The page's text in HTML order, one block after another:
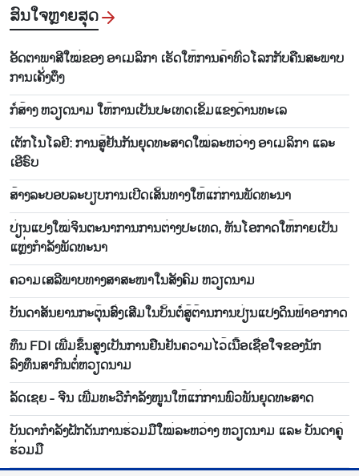
ສົນ​ໃຈ​ຫຼາຍ​ສຸດ
ອັດ​ຕາ​ພາ​ສີ​ໃໝ່​ຂອງ ອາ​ເມ​ລິ​ກາ​ ເຮັດ​ໃຫ້​ການ​ຄ້າ​ທົ່ວ​ໂລກ​ກັບ​ຄືນ​ສະ​ພາບ​
ການ​ເຄັ່ງ​ຕຶງ
ກໍ່ສ້າງ ຫວຽດນາມ ໃຫ້ການເປັນປະເທດເຂັ້ມແຂງດ້ານທະເລ
ເຕັກ​ໂນ​ໂລ​ຢີ: ການ​ສູ້​ຢັນ​ກັນ​ຍຸດ​ທະ​ສາດ​ໃໝ່​ລະ​ຫວ່າງ ອາ​ເມ​ລິ​ກາ ແລະ
ເອີ​ຣົບ
ສ້າງ​ລະ​ບອບ​ລະ​ບຽບ​ການ​ເປີດ​ເສັ້ນ​ທາງ​ໃຫ້​ແກ່​ການ​ພັດ​ທະ​ນາ
ປ່ຽນແປງໃໝ່ຈິນຕະນາການການຕ່າງປະເທດ, ຫັນໂອກາດໃຫ້ກາຍເປັນ
ແຫຼ່ງກຳລັງພັດທະນາ
ຄວາມ​ເສ​ລີ​ພາບ​ທາງສາ​ສະ​ໜາ​ໃນ​ສັງ​ຄົມ ຫວຽດ​ນາມ
ບັນ​ດາ​ສັນ​ຍານກະ​ຕຸ້ນ​ສົ່ງ​ເສີມ​ໃນ​ບັ້ນ​ຕໍ່​ສູ້​ຕ້ານ​ການ​ປ່ຽນ​ແປງ​ດິນ​ຟ້າ​ອາ​ກາດ
ທຶນ FDI ເພີ່ມຂຶ້ນສູງເປັນການຢືນຢັນຄວາມໄວ້ເນື້ອເຊື່ອໃຈຂອງນັກ
ລົງທຶນສາກົນຕໍ່ຫວຽດນາມ
ລັດເຊຍ - ຈີນ ເພີ່ມທະວີກຳລັງໜູນໃຫ້ແກ່ການພົວພັນຍຸດທະສາດ
ບັນ​ດາ​ກຳ​ລັງ​ຝັກ​ດັນ​ການ​ຮ່ວມ​ມື​ໃໝ່​ລະ​ຫວ່າງ ຫວຽດ​ນາມ ແລະ ບັນ​ດາ​ຄູ່​
ຮ່ວມ​ມື